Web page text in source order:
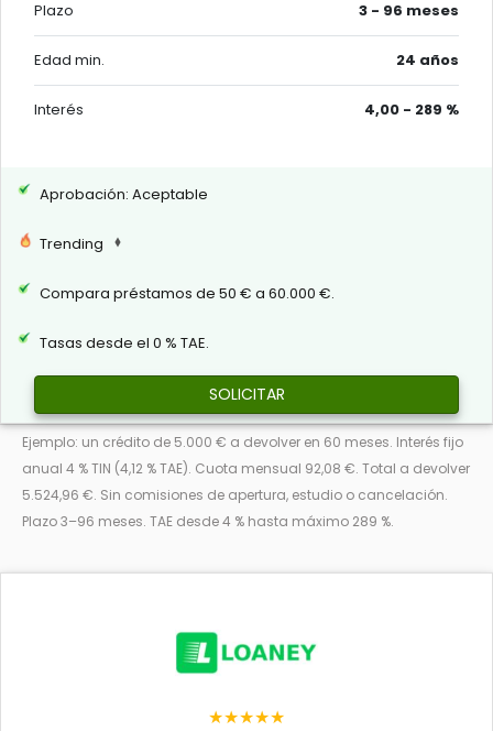
Plazo 3 - 96 meses
Edad min. 24 años
Interés 4,00 - 289 %
Aprobación: Aceptable
Trending
Compara préstamos de 50 € a 60.000 €.
Tasas desde el 0 % TAE.
SOLICITAR
Ejemplo: un crédito de 5.000 € a devolver en 60 meses. Interés fijo
anual 4 % TIN (4,12 % TAE). Cuota mensual 92,08 €. Total a devolver
5.524,96 €. Sin comisiones de apertura, estudio o cancelación.
Plazo 3–96 meses. TAE desde 4 % hasta máximo 289 %.
★★★★★